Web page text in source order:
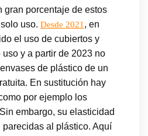
gran porcentaje de estos
uso. Desde 2021 , en
el uso de cubiertos y
y a partir de 2023 no
de plástico de un
En sustitución hay
por ejemplo los
embargo, su elasticidad
al plástico. Aquí